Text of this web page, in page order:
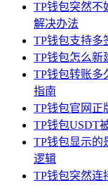
TP钱包突然不
解决办法
TP钱包支持多
TP钱包怎么新
TP钱包转账多
指南
TP钱包官网正
TP钱包USDT
TP钱包显示的
逻辑
TP钱包突然连